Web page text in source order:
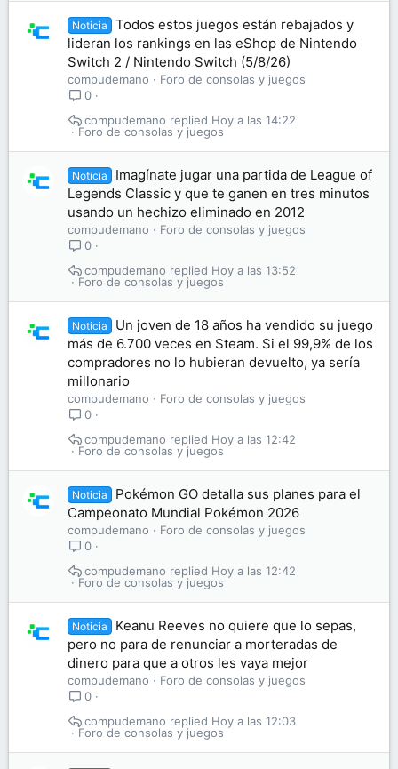
Noticia
Todos estos juegos están rebajados y
lideran los rankings en las eShop de Nintendo
Switch 2 / Nintendo Switch (5/8/26)
compudemano
Foro de consolas y juegos
0
Foro de consolas y juegos
Hoy a las 14:22
compudemano
Noticia
Imagínate jugar una partida de League of
Legends Classic y que te ganen en tres minutos
usando un hechizo eliminado en 2012
compudemano
Foro de consolas y juegos
0
Foro de consolas y juegos
Hoy a las 13:52
compudemano
Noticia
Un joven de 18 años ha vendido su juego
más de 6.700 veces en Steam. Si el 99,9% de los
compradores no lo hubieran devuelto, ya sería
millonario
compudemano
Foro de consolas y juegos
0
Foro de consolas y juegos
Hoy a las 12:42
compudemano
Noticia
Pokémon GO detalla sus planes para el
Campeonato Mundial Pokémon 2026
compudemano
Foro de consolas y juegos
0
Foro de consolas y juegos
Hoy a las 12:42
compudemano
Noticia
Keanu Reeves no quiere que lo sepas,
pero no para de renunciar a morteradas de
dinero para que a otros les vaya mejor
compudemano
Foro de consolas y juegos
0
Foro de consolas y juegos
Hoy a las 12:03
compudemano